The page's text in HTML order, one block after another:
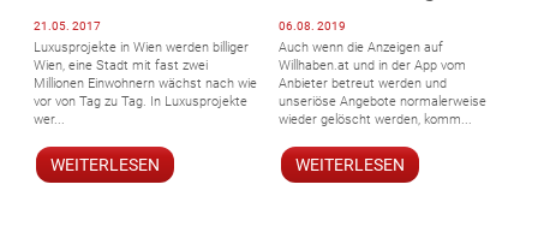
21.05. 2017
Luxusprojekte in Wien werden billiger
Wien, eine Stadt mit fast zwei
Millionen Einwohnern wächst nach wie
vor von Tag zu Tag. In Luxusprojekte
wer...
WEITERLESEN
06.08. 2019
Auch wenn die Anzeigen auf
Willhaben.at und in der App vom
Anbieter betreut werden und
unseriöse Angebote normalerweise
wieder gelöscht werden, komm...
WEITERLESEN